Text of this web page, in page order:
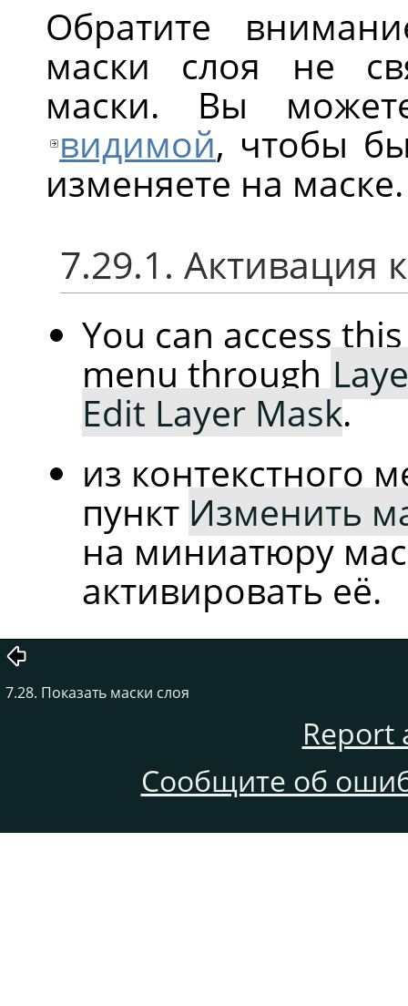
Обратите
маски слоя не
маски. Вы
видимой, чтобы
изменяете на маске.
7.29.1. Активация
You can access
menu through
Edit Layer Mask.
из контекстного
пункт Изменить
на миниатюру
активировать её.
7.28. Показать маски слоя
Report
Сообщите об